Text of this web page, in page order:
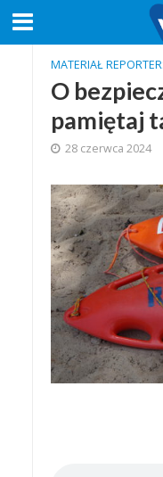
MATERIAŁ
O
pamiętaj
28 czerwca 2024